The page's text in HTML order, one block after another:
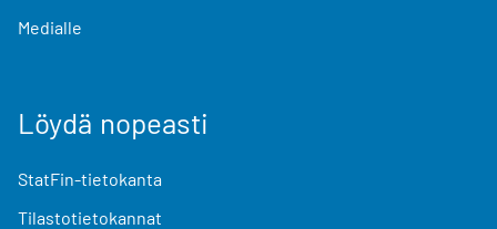
Medialle
Löydä nopeasti
StatFin-tietokanta
Tilastotietokannat